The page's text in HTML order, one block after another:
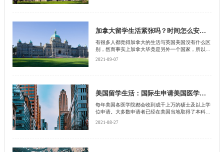
加拿大留学生活紧张吗？时间怎么安排？
有很多人都觉得加拿大的生活与英国美国没有什么区
别，然而事实上加拿大毕竟是另外一个国家，所以在
2021-09-07
美国留学生活：国际生申请美国医学院，这些事情你一定要知道
每年美国各医学院都会收到成千上万的硕士及以上学
位申请。大多数申请者已经在美国当地取得了本科学
2021-08-27